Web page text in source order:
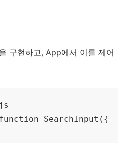
구현하고, App에서 이를 제어
SearchInput({